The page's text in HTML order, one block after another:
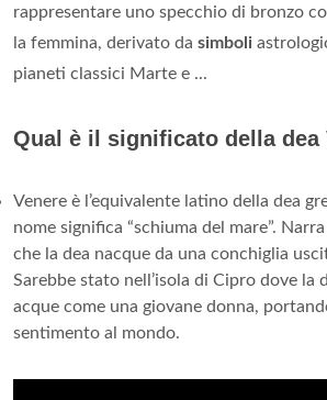
rappresentare uno specchio di bronzo
la femmina, derivato da simboli
pianeti classici Marte e ...
Qual è il significato della dea
Venere è l’equivalente latino della dea
nome significa “schiuma del mare”.
che la dea nacque da una conchiglia
Sarebbe stato nell’isola di Cipro dove la
acque come una giovane donna,
sentimento al mondo.